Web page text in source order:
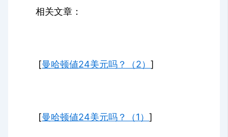
相关文章：
[曼哈顿値24美元吗？（2）]
[曼哈顿値24美元吗？（1）]